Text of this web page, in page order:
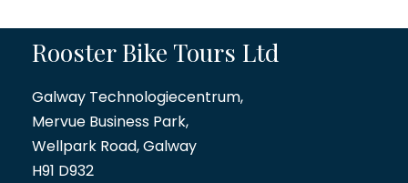
Rooster Bike Tours Ltd
Galway Technologiecentrum,
Mervue Business Park,
Wellpark Road, Galway
H91 D932